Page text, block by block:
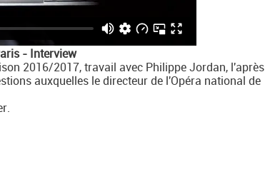
- Interview
2016/2017, travail avec Philippe Jordan, l'après
auxquelles le directeur de l'Opéra national de